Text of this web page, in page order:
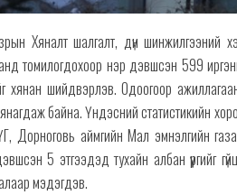
Хяналт шалгалт, дүн
томилогдохоор нэр дэвшсэн 599
хянан шийдвэрлэв. Одоогоор
байна. Үндэсний статистикийн
Дорноговь аймгийн Мал эмнэлгийн
5 этгээдэд тухайн албан үүргийг
мэдэгдэв.